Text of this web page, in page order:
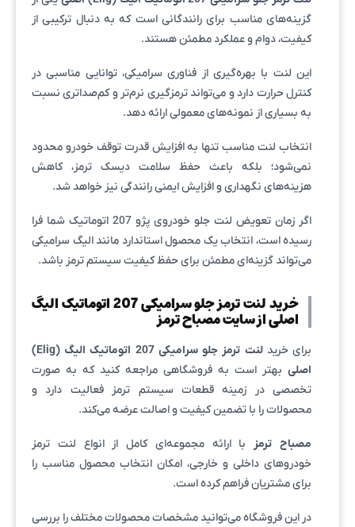
گزینه‌های مناسب برای رانندگانی است که به دنبال ترکیبی از
کیفیت، دوام و عملکرد مطمئن هستند.
این لنت با بهره‌گیری از فناوری سرامیکی، توانایی مناسبی در
کنترل حرارت دارد و می‌تواند ترمزگیری نرم‌تر و کم‌صداتری نسبت
به بسیاری از نمونه‌های معمولی ارائه دهد.
انتخاب لنت مناسب تنها به افزایش قدرت توقف خودرو محدود
نمی‌شود؛ بلکه باعث حفظ سلامت دیسک ترمز، کاهش
هزینه‌های نگهداری و افزایش ایمنی رانندگی نیز خواهد شد.
اگر زمان تعویض لنت جلو خودروی پژو 207 اتوماتیک شما فرا
رسیده است، انتخاب یک محصول استاندارد مانند الیگ سرامیکی
می‌تواند گزینه‌ای مطمئن برای حفظ کیفیت سیستم ترمز باشد.
خرید لنت ترمز جلو سرامیکی 207 اتوماتیک الیگ
اصلی از سایت مصباح ترمز
برای خرید
لنت ترمز جلو سرامیکی 207 اتوماتیک الیگ (Elig)
اصلی بهتر است به فروشگاهی مراجعه کنید که به صورت
تخصصی در زمینه قطعات سیستم ترمز فعالیت دارد و
محصولات را با تضمین کیفیت و اصالت عرضه می‌کند.
مصباح ترمز با ارائه مجموعه‌ای کامل از انواع لنت ترمز
خودروهای داخلی و خارجی، امکان انتخاب محصول مناسب را
برای مشتریان فراهم کرده است.
در این فروشگاه می‌توانید مشخصات محصولات مختلف را بررسی